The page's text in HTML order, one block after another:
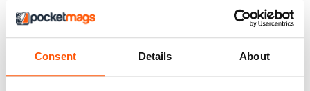
Consent Details About